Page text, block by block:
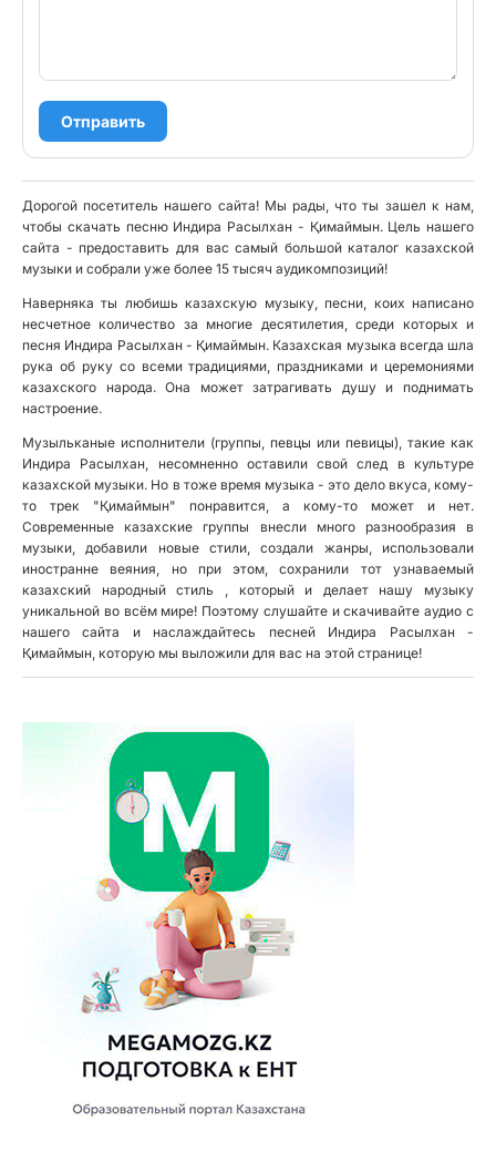
Отправить
Дорогой посетитель нашего сайта! Мы рады, что ты зашел к нам,
чтобы скачать песню Индира Расылхан - Қимаймын. Цель нашего
сайта - предоставить для вас самый большой каталог казахской
музыки и собрали уже более 15 тысяч аудикомпозиций!
Наверняка ты любишь казахскую музыку, песни, коих написано
несчетное количество за многие десятилетия, среди которых и
песня Индира Расылхан - Қимаймын. Казахская музыка всегда шла
рука об руку со всеми традициями, праздниками и церемониями
казахского народа. Она может затрагивать душу и поднимать
настроение.
Музыльканые исполнители (группы, певцы или певицы), такие как
Индира Расылхан, несомненно оставили свой след в культуре
казахской музыки. Но в тоже время музыка - это дело вкуса, кому-
то трек "Қимаймын" понравится, а кому-то может и нет.
Современные казахские группы внесли много разнообразия в
музыки, добавили новые стили, создали жанры, использовали
иностранне веяния, но при этом, сохранили тот узнаваемый
казахский народный стиль , который и делает нашу музыку
уникальной во всём мире! Поэтому слушайте и скачивайте аудио с
нашего сайта и наслаждайтесь песней Индира Расылхан -
Қимаймын, которую мы выложили для вас на этой странице!